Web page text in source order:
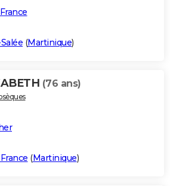
(Martinique)
(76 ans)
(Martinique)